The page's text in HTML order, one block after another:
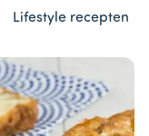
Lifestyle recepten